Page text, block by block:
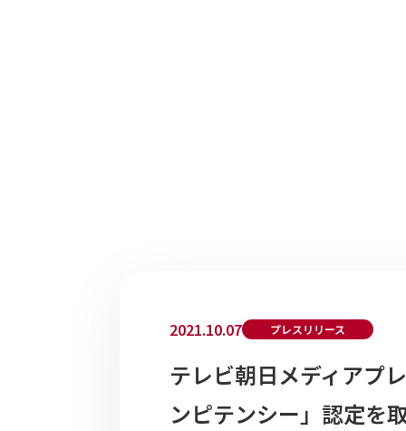
2021.10.07 プレスリリース
テレビ朝日メディアプ
ンピテンシー」認定を